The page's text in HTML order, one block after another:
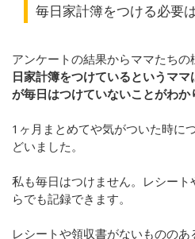
毎日家計簿をつける必要
アンケートの結果からママたちの
日家計簿をつけているというマ
が毎日はつけていないことがわか
1ヶ月まとめてや気がついた時に
どいました。
私も毎日はつけません。レシー
らでも記録できます。
レシートや領収書がないものの